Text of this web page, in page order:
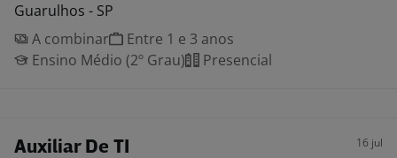
Guarulhos - SP
A combinar
Entre 1 e 3 anos
Ensino Médio (2º Grau)
Presencial
Auxiliar De TI 16 jul